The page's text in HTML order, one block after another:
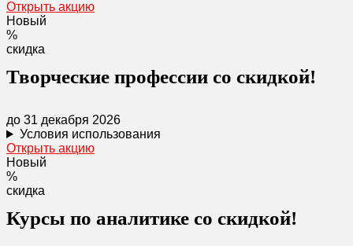
Открыть акцию
Новый
%
скидка
Творческие профессии со скидкой!
до 31 декабря 2026
Условия использования
Открыть акцию
Новый
%
скидка
Курсы по аналитике со скидкой!